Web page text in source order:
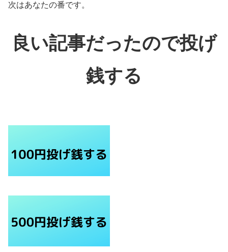
次はあなたの番です。
良い記事だったので投げ
銭する